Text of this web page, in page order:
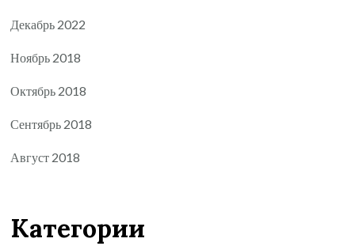
Декабрь 2022
Ноябрь 2018
Октябрь 2018
Сентябрь 2018
Август 2018
Категории